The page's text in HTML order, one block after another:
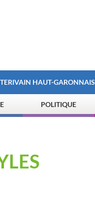
HAUT-GARONNAIS
POLITIQUE